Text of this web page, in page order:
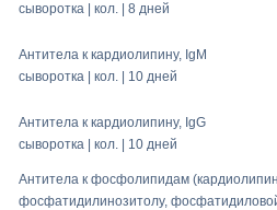
сыворотка | кол. | 8 дней
Антитела к кардиолипину, IgM
сыворотка | кол. | 10 дней
Антитела к кардиолипину, IgG
сыворотка | кол. | 10 дней
Антитела к фосфолипидам
фосфатидилинозитолу,